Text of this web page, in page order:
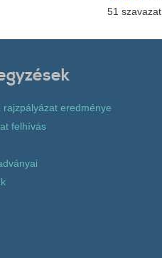
51 szavazat
eredménye
felhívás